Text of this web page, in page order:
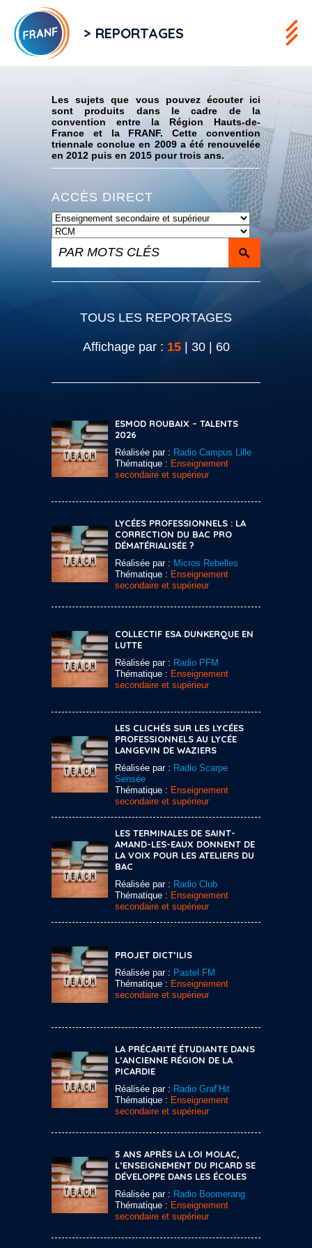
> REPORTAGES
Les sujets que vous pouvez écouter ici
sont produits dans le cadre de la
convention entre la Région Hauts-de-
France et la FRANF. Cette convention
triennale conclue en 2009 a été renouvelée
en 2012 puis en 2015 pour trois ans.
ACCÈS DIRECT
TOUS LES REPORTAGES
Affichage par : 15| 30| 60
ESMOD ROUBAIX – TALENTS
2026
Réalisée par : Radio Campus Lille
Thématique : Enseignement
secondaire et supérieur
LYCÉES PROFESSIONNELS : LA
CORRECTION DU BAC PRO
DÉMATÉRIALISÉE ?
Réalisée par : Micros Rebelles
Thématique : Enseignement
secondaire et supérieur
COLLECTIF ESA DUNKERQUE EN
LUTTE
Réalisée par : Radio PFM
Thématique : Enseignement
secondaire et supérieur
LES CLICHÉS SUR LES LYCÉES
PROFESSIONNELS AU LYCÉE
LANGEVIN DE WAZIERS
Réalisée par : Radio Scarpe
Sensée
Thématique : Enseignement
secondaire et supérieur
LES TERMINALES DE SAINT-
AMAND-LES-EAUX DONNENT DE
LA VOIX POUR LES ATELIERS DU
BAC
Réalisée par : Radio Club
Thématique : Enseignement
secondaire et supérieur
PROJET DICT’ILIS
Réalisée par : Pastel FM
Thématique : Enseignement
secondaire et supérieur
LA PRÉCARITÉ ÉTUDIANTE DANS
L’ANCIENNE RÉGION DE LA
PICARDIE
Réalisée par : Radio Graf’Hit
Thématique : Enseignement
secondaire et supérieur
5 ANS APRÈS LA LOI MOLAC,
L’ENSEIGNEMENT DU PICARD SE
DÉVELOPPE DANS LES ÉCOLES
Réalisée par : Radio Boomerang
Thématique : Enseignement
secondaire et supérieur